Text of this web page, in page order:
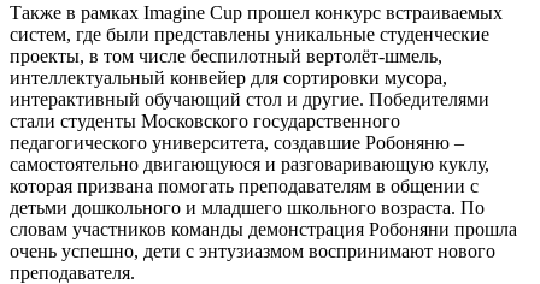
Также в рамках Imagine Cup прошел конкурс встраиваемых
систем, где были представлены уникальные студенческие
проекты, в том числе беспилотный вертолёт-шмель,
интеллектуальный конвейер для сортировки мусора,
интерактивный обучающий стол и другие. Победителями
стали студенты Московского государственного
педагогического университета, создавшие Робоняню –
самостоятельно двигающуюся и разговаривающую куклу,
которая призвана помогать преподавателям в общении с
детьми дошкольного и младшего школьного возраста. По
словам участников команды демонстрация Робоняни прошла
очень успешно, дети с энтузиазмом воспринимают нового
преподавателя.